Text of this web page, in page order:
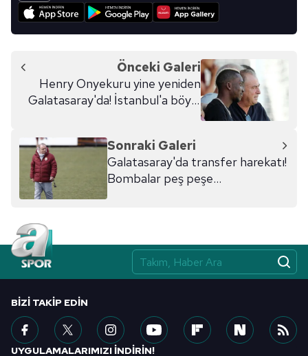
Önceki Galeri
Henry Onyekuru yine yeniden
Galatasaray'da! İstanbul'a böyle
Sonraki Galeri
Galatasaray'da transfer harekatı!
Bombalar peş peşe...
BIZI TAKIP EDIN
UYGULAMALARIMIZI İNDİRİN!